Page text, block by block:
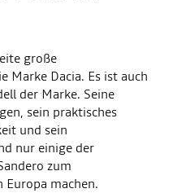
große
Dacia. Es ist auch
der Marke. Seine
sein praktisches
und sein
nur einige der
zum
machen.